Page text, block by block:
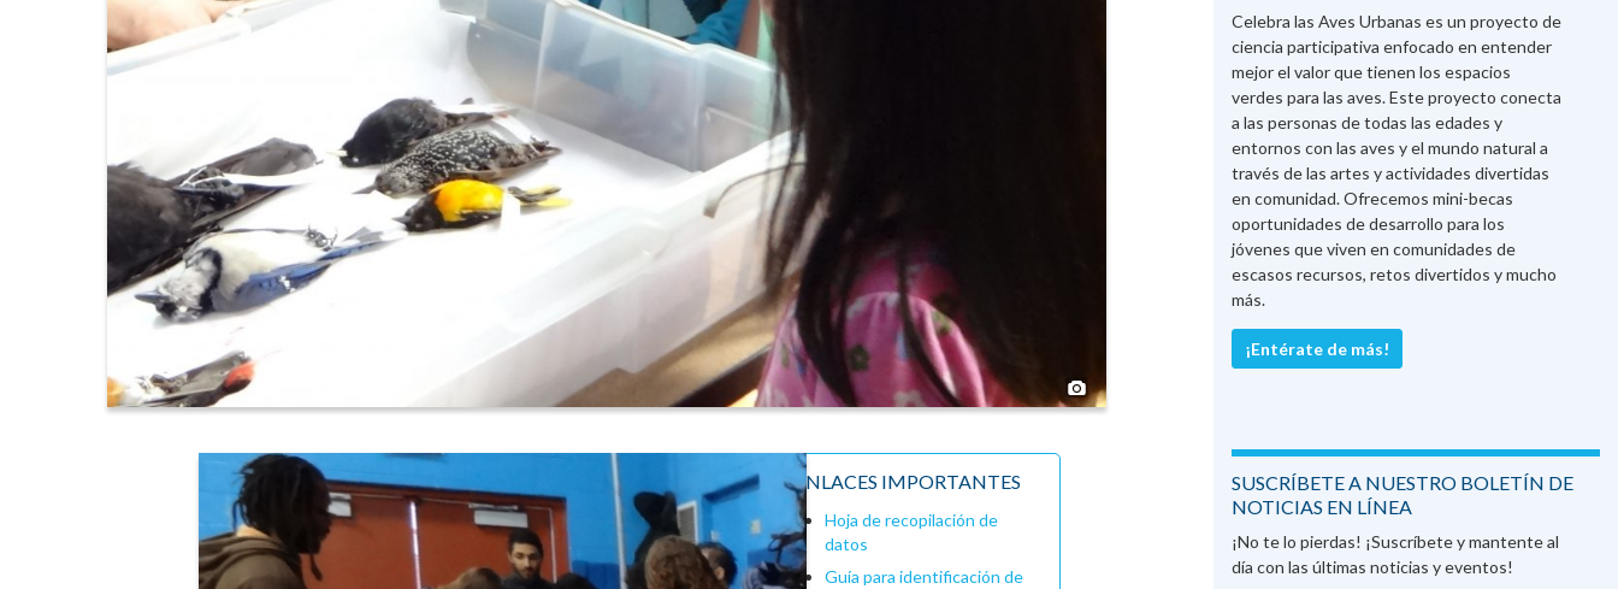
Photo ©
ENLACES IMPORTANTES
Hoja de recopilación de
datos
Guía para identificación de
Celebra las Aves Urbanas es un proyecto de
ciencia participativa enfocado en entender
mejor el valor que tienen los espacios
verdes para las aves. Este proyecto conecta
a las personas de todas las edades y
entornos con las aves y el mundo natural a
través de las artes y actividades divertidas
en comunidad. Ofrecemos mini-becas
oportunidades de desarrollo para los
jóvenes que viven en comunidades de
escasos recursos, retos divertidos y mucho
más.
¡Entérate de más!
SUSCRÍBETE A NUESTRO BOLETÍN DE
NOTICIAS EN LÍNEA
¡No te lo pierdas! ¡Suscríbete y mantente al
día con las últimas noticias y eventos!